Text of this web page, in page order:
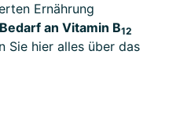
Ernährung
Bedarf an Vitamin B12
Sie hier alles über das